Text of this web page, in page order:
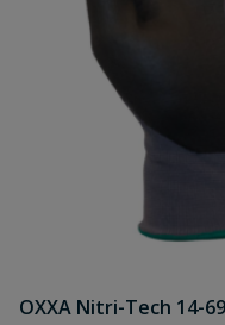
OXXA Nitri-Tech 14-